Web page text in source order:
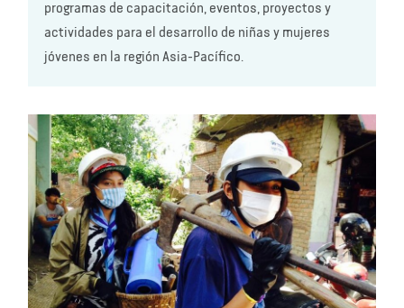
programas de capacitación, eventos, proyectos y
actividades para el desarrollo de niñas y mujeres
jóvenes en la región Asia-Pacífico.